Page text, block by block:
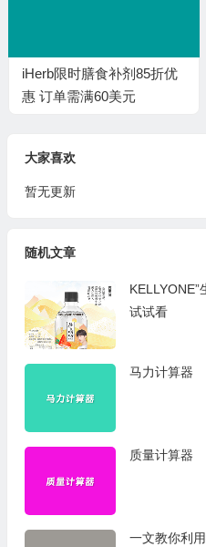
iHerb限时膳食补剂85折优
惠 订单需满60美元
大家喜欢
暂无更新
随机文章
试试看
马力计算器
质量计算器
一文教你利